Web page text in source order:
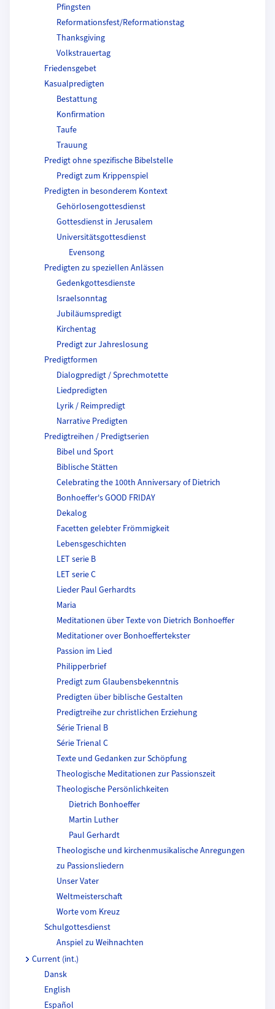
Pfingsten
Reformationsfest/Reformationstag
Thanksgiving
Volkstrauertag
Friedensgebet
Kasualpredigten
Bestattung
Konfirmation
Taufe
Trauung
Predigt ohne spezifische Bibelstelle
Predigt zum Krippenspiel
Predigten in besonderem Kontext
Gehörlosengottesdienst
Gottesdienst in Jerusalem
Universitätsgottesdienst
Evensong
Predigten zu speziellen Anlässen
Gedenkgottesdienste
Israelsonntag
Jubiläumspredigt
Kirchentag
Predigt zur Jahreslosung
Predigtformen
Dialogpredigt / Sprechmotette
Liedpredigten
Lyrik / Reimpredigt
Narrative Predigten
Predigtreihen / Predigtserien
Bibel und Sport
Biblische Stätten
Celebrating the 100th Anniversary of Dietrich
Bonhoeffer's GOOD FRIDAY
Dekalog
Facetten gelebter Frömmigkeit
Lebensgeschichten
LET serie B
LET serie C
Lieder Paul Gerhardts
Maria
Meditationen über Texte von Dietrich Bonhoeffer
Meditationer over Bonhoeffertekster
Passion im Lied
Philipperbrief
Predigt zum Glaubensbekenntnis
Predigten über biblische Gestalten
Predigtreihe zur christlichen Erziehung
Série Trienal B
Série Trienal C
Texte und Gedanken zur Schöpfung
Theologische Meditationen zur Passionszeit
Theologische Persönlichkeiten
Dietrich Bonhoeffer
Martin Luther
Paul Gerhardt
Theologische und kirchenmusikalische Anregungen
zu Passionsliedern
Unser Vater
Weltmeisterschaft
Worte vom Kreuz
Schulgottesdienst
Anspiel zu Weihnachten
Current (int.)
Dansk
English
Español